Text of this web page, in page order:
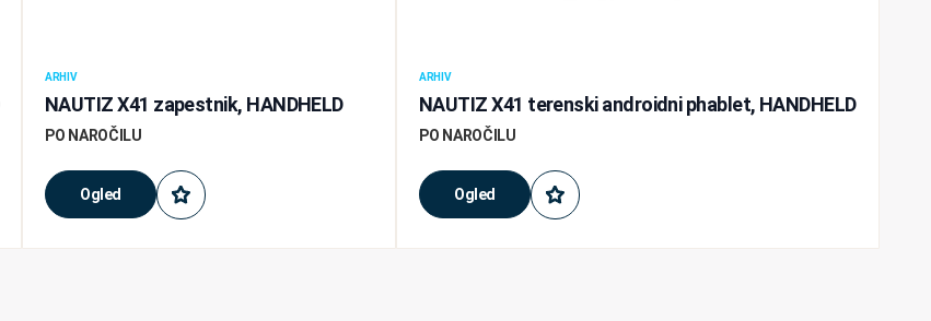
ARHIV
NAUTIZ X41 zapestnik, HANDHELD
Ogled
PO NAROČILU
ARHIV
NAUTIZ X41 terenski androidni phablet, HANDHELD
Ogled
PO NAROČILU